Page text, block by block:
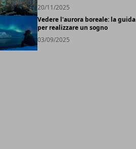
20/11/2025
Vedere l'aurora boreale: la guida
per realizzare un sogno
03/09/2025